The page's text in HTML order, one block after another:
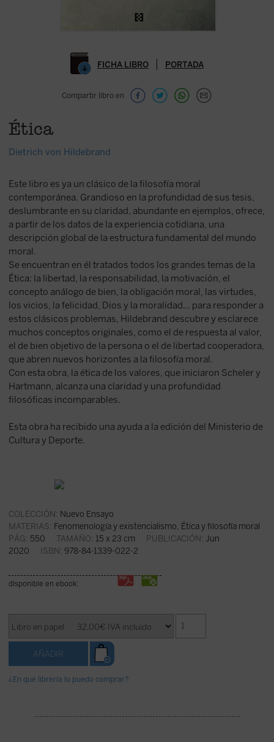
FICHA LIBRO PORTADA
Compartir libro en
Ética
Dietrich von Hildebrand
Este libro es ya un clásico de la filosofía moral
contemporánea. Grandioso en la profundidad de sus tesis,
deslumbrante en su claridad, abundante en ejemplos, ofrece,
a partir de los datos de la experiencia cotidiana, una
descripción global de la estructura fundamental del mundo
moral.
Se encuentran en él tratados todos los grandes temas de la
Ética: la libertad, la responsabilidad, la motivación, el
concepto análogo de bien, la obligación moral, las virtudes,
los vicios, la felicidad, Dios y la moralidad... para responder a
estos clásicos problemas, Hildebrand descubre y esclarece
muchos conceptos originales, como el de respuesta al valor,
el de bien objetivo de la persona o el de libertad cooperadora,
que abren nuevos horizontes a la filosofía moral.
Con esta obra, la ética de los valores, que iniciaron Scheler y
Hartmann, alcanza una claridad y una profundidad
filosóficas incomparables.
Esta obra ha recibido una ayuda a la edición del Ministerio de
Cultura y Deporte.
COLECCIÓN: Nuevo Ensayo
MATERIAS: Fenomenología y existencialismo Ética y filosofía moral
PÁG: 550 TAMAÑO: 15 x 23 cm PUBLICACIÓN: Jun
2020 ISBN: 978-84-1339-022-2
disponible en ebook:
¿En qué librería lo puedo comprar?